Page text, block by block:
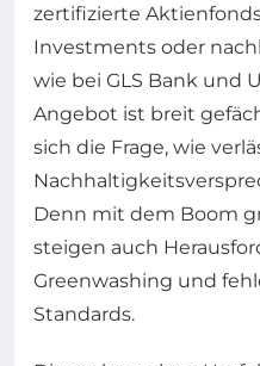
zertifizierte
Investments oder
wie bei GLS Bank und
Angebot ist breit
sich die Frage, wie
Denn mit dem Boom
steigen auch
Greenwashing und
Standards.